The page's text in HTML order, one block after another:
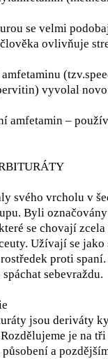
se velmi
ovlivňuje
vyvolal
amfetamin –
svého vrcholu v
Byli
se chovají
Užívají se
proti
sebevraždu.
jsou deriváty
je na
působení a